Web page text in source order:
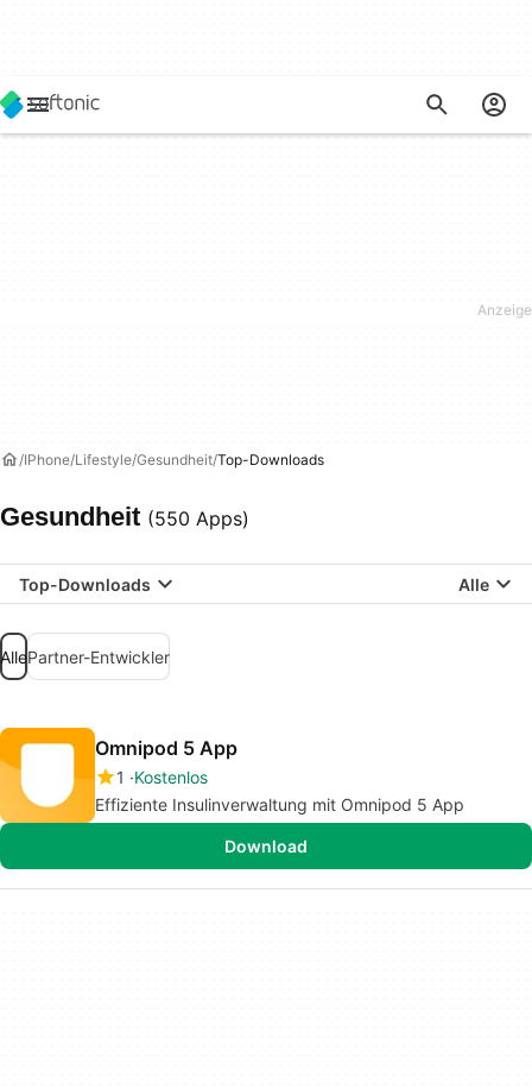
IPhone Lifestyle Gesundheit Top-Downloads
Gesundheit (550 Apps)
Top-Downloads Alle
AllePartner-Entwickler
Omnipod 5 App
1
Kostenlos
Effiziente Insulinverwaltung mit Omnipod 5 App
Download